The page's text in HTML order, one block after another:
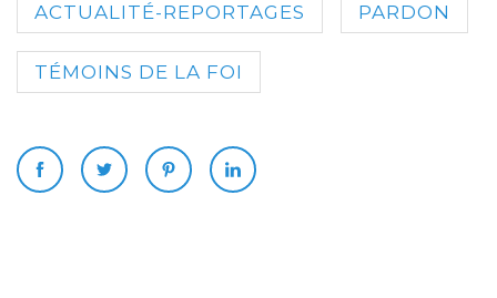
ACTUALITÉ-REPORTAGES PARDON
TÉMOINS DE LA FOI